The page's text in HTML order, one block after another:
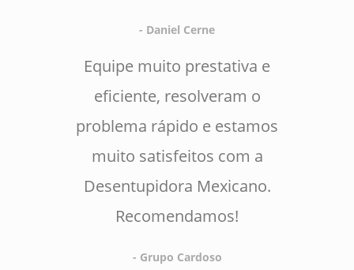
- Daniel Cerne
Equipe muito prestativa e
eficiente, resolveram o
problema rápido e estamos
muito satisfeitos com a
Desentupidora Mexicano.
Recomendamos!
- Grupo Cardoso